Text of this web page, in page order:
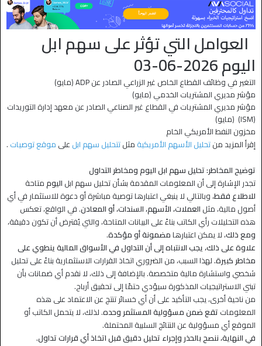
العوامل التي تؤثر علىسهم ابل
اليوم 2026-06-03
التغير في وظائف القطاع الخاص غير الزراعي الصادر عن ADP (مايو)
مؤشر مديري المشتريات الخدمي (مايو)
مؤشر مديري المشتريات في القطاع غير الصناعي الصادر عن معهد إدارة التوريدات
(ISM) (مايو)
مخزون النفط الأمريكي الخام
إقرأ المزيد منتحليل الأسهم الأمريكية مثلتتحليل سهم ابل على موقع توصيات .
توضيح المخاطر: تحليل سهم ابل اليوم ومخاطر التداول
تجدر الإشارة إلى أن المعلومات المقدمة بشأن تحليل سهم ابل اليوممتاحة
للاطلاع فقط، وبالتالي لا ينبغي اعتبارها توصية مباشرة أو دعوة للاستثمار في أي
أصول مالية، مثل العملات، الأسهم، السندات، أو المعادن. في الواقع، تعكس
هذه التحليلات رأي الكاتب بناءً على البيانات المتاحة، والتي يُفترض أن تكون دقيقة،
ومع ذلك، لا يمكن اعتبارها مضمونة أو مؤكدة.
علاوة على ذلك، يجب الانتباه إلى أن التداول في الأسواق المالية ينطوي على
مخاطر كبيرة.لهذا السبب، من الضروري اتخاذ القرارات الاستثمارية بناءً على تحليل
شخصي واستشارة مالية متخصصة. بالإضافة إلى ذلك، لا نقدم أي ضمانات بأن
تبني الاستراتيجيات المذكورة سيؤدي حتمًا إلى تحقيق أرباح.
من ناحية أخرى، يجب التأكيد على أن أي خسائر تنتج عن الاعتماد على هذه
المعلومات تقع ضمن مسؤولية المستثمر وحده. لذلك، لا يتحمل الكاتب أو
الموقع أي مسؤولية عن النتائج السلبية المحتملة.
في النهاية، ننصح بالحذر وإجراء تحليل دقيق قبل اتخاذ أي قرارات تداول.